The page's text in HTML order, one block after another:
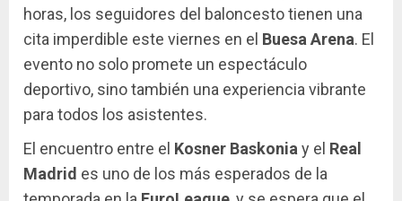
horas, los seguidores del baloncesto tienen una
cita imperdible este viernes en el Buesa Arena. El
evento no solo promete un espectáculo
deportivo, sino también una experiencia vibrante
para todos los asistentes.
El encuentro entre el Kosner Baskoniay el Real
Madrid es uno de los más esperados de la